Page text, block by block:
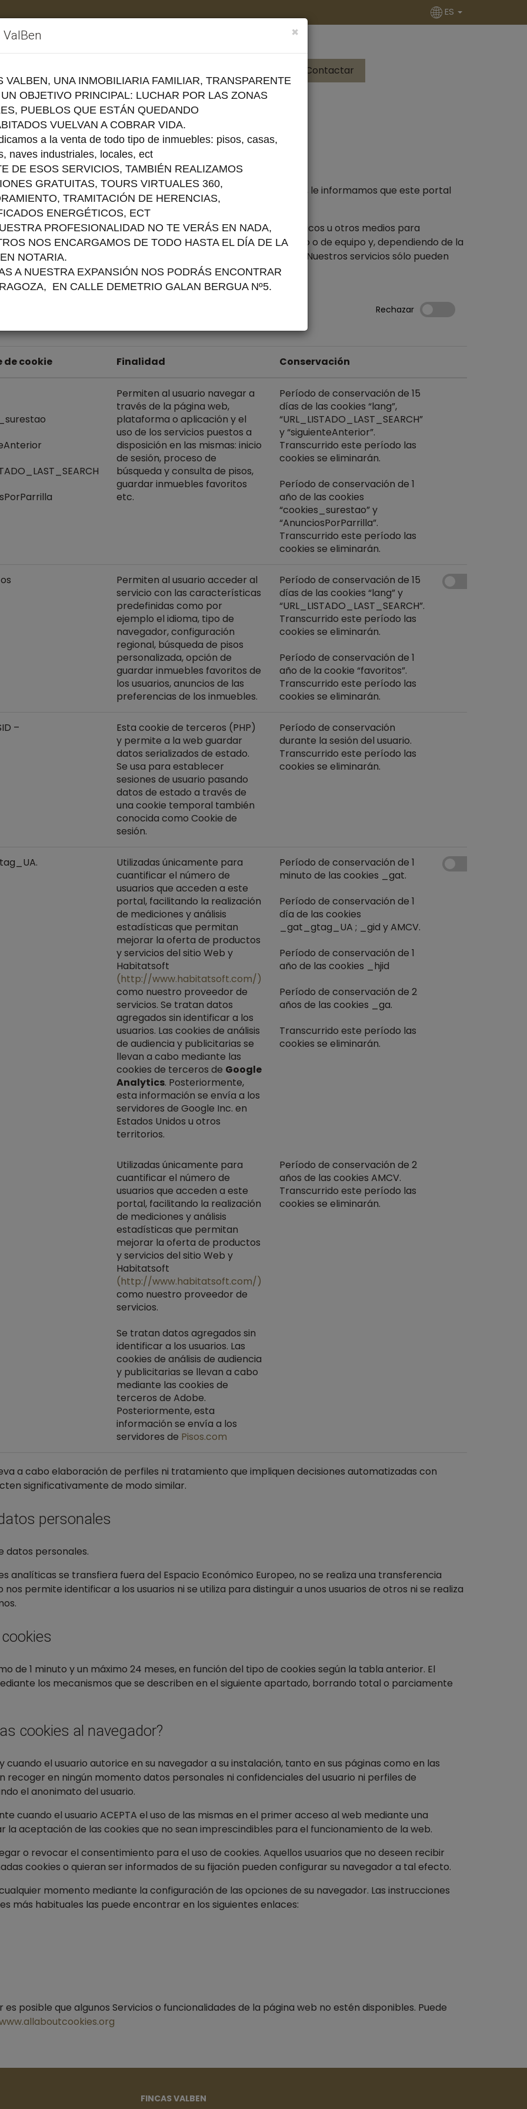
ES
Contactar
POLÍTICA DE COOKIES
de la Sociedad de la Información y Comercio electrónico, le informamos que este portal
en su ordenador desde nuestro portal, correos electrónicos u otros medios para
información sobre los hábitos de navegación de usuario o de equipo y, dependiendo de la
utilice su equipo, pueden utilizarse para reconocer al usuario. Nuestros servicios sólo pueden
preferencias de navegador lo permiten.
Rechazar
de cookie Finalidad Conservación
Permiten al usuario navegar a
través de la página web,
plataforma o aplicación y el
uso de los servicios puestos a
disposición en las mismas: inicio
de sesión, proceso de
búsqueda y consulta de pisos,
guardar inmuebles favoritos
etc.
Período de conservación de 15
días de las cookies “lang”,
“URL_LISTADO_LAST_SEARCH”
y “siguienteAnterior”.
Transcurrido este período las
cookies se eliminarán.
Período de conservación de 1
año de las cookies
“cookies_surestao” y
“AnunciosPorParrilla”.
Transcurrido este período las
cookies se eliminarán.
Permiten al usuario acceder al
servicio con las características
predefinidas como por
ejemplo el idioma, tipo de
navegador, configuración
regional, búsqueda de pisos
personalizada, opción de
guardar inmuebles favoritos de
los usuarios, anuncios de las
preferencias de los inmuebles.
Período de conservación de 15
días de las cookies “lang” y
“URL_LISTADO_LAST_SEARCH”.
Transcurrido este período las
cookies se eliminarán.
Período de conservación de 1
año de la cookie “favoritos”.
Transcurrido este período las
cookies se eliminarán.
–
Esta cookie de terceros (PHP)
y permite a la web guardar
datos serializados de estado.
Se usa para establecer
sesiones de usuario pasando
datos de estado a través de
una cookie temporal también
conocida como Cookie de
sesión.
Período de conservación
durante la sesión del usuario.
Transcurrido este período las
cookies se eliminarán.
Utilizadas únicamente para
cuantificar el número de
usuarios que acceden a este
portal, facilitando la realización
de mediciones y análisis
estadísticas que permitan
mejorar la oferta de productos
y servicios del sitio Web y
Habitatsoft
(http://www.habitatsoft.com/)
como nuestro proveedor de
servicios. Se tratan datos
agregados sin identificar a los
usuarios. Las cookies de análisis
de audiencia y publicitarias se
llevan a cabo mediante las
cookies de terceros de Google
Analytics. Posteriormente,
esta información se envía a los
servidores de Google Inc. en
Estados Unidos u otros
territorios.
Período de conservación de 1
minuto de las cookies _gat.
Período de conservación de 1
día de las cookies
_gat_gtag_UA ; _gid y AMCV.
Período de conservación de 1
año de las cookies _hjid
Período de conservación de 2
años de las cookies _ga.
Transcurrido este período las
cookies se eliminarán.
Utilizadas únicamente para
cuantificar el número de
usuarios que acceden a este
portal, facilitando la realización
de mediciones y análisis
estadísticas que permitan
mejorar la oferta de productos
y servicios del sitio Web y
Habitatsoft
(http://www.habitatsoft.com/)
como nuestro proveedor de
servicios.
Se tratan datos agregados sin
identificar a los usuarios. Las
cookies de análisis de audiencia
y publicitarias se llevan a cabo
mediante las cookies de
terceros de Adobe.
Posteriormente, esta
información se envía a los
servidores de Pisos.com
Período de conservación de 2
años de las cookies AMCV.
Transcurrido este período las
cookies se eliminarán.
a cabo elaboración de perfiles ni tratamiento que impliquen decisiones automatizadas con
significativamente de modo similar.
personales
datos personales.
analíticas se transfiera fuera del Espacio Económico Europeo, no se realiza una transferencia
permite identificar a los usuarios ni se utiliza para distinguir a unos usuarios de otros ni se realiza
de 1 minuto y un máximo 24 meses, en función del tipo de cookies según la tabla anterior. El
los mecanismos que se describen en el siguiente apartado, borrando total o parciamente
cookies al navegador?
cuando el usuario autorice en su navegador a su instalación, tanto en sus páginas como en las
recoger en ningún momento datos personales ni confidenciales del usuario ni perfiles de
el anonimato del usuario.
cuando el usuario ACEPTA el uso de las mismas en el primer acceso al web mediante una
aceptación de las cookies que no sean imprescindibles para el funcionamiento de la web.
o revocar el consentimiento para el uso de cookies. Aquellos usuarios que no deseen recibir
cookies o quieran ser informados de su fijación pueden configurar su navegador a tal efecto.
momento mediante la configuración de las opciones de su navegador. Las instrucciones
más habituales las puede encontrar en los siguientes enlaces:
posible que algunos Servicios o funcionalidades de la página web no estén disponibles. Puede
FINCAS VALBEN
×
VALBEN, UNA INMOBILIARIA FAMILIAR, TRANSPARENTE
OBJETIVO PRINCIPAL: LUCHAR POR LAS ZONAS
PUEBLOS QUE ESTÁN QUEDANDO
VUELVAN A COBRAR VIDA.
a la venta de todo tipo de inmuebles: pisos, casas,
naves industriales, locales, ect
DE ESOS SERVICIOS, TAMBIÉN REALIZAMOS
GRATUITAS, TOURS VIRTUALES 360,
TRAMITACIÓN DE HERENCIAS,
ENERGÉTICOS, ECT
PROFESIONALIDAD NO TE VERÁS EN NADA,
NOS ENCARGAMOS DE TODO HASTA EL DÍA DE LA
NOTARIA.
A NUESTRA EXPANSIÓN NOS PODRÁS ENCONTRAR
EN CALLE DEMETRIO GALAN BERGUA Nº5.